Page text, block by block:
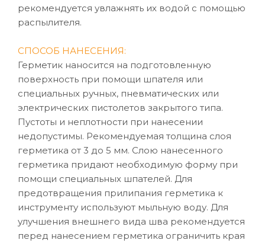
рекомендуется увлажнять их водой с помощью
распылителя.
СПОСОБ НАНЕСЕНИЯ:
Герметик наносится на подготовленную
поверхность при помощи шпателя или
специальных ручных, пневматических или
электрических пистолетов закрытого типа.
Пустоты и неплотности при нанесении
недопустимы. Рекомендуемая толщина слоя
герметика от 3 до 5 мм. Слою нанесенного
герметика придают необходимую форму при
помощи специальных шпателей. Для
предотвращения прилипания герметика к
инструменту используют мыльную воду. Для
улучшения внешнего вида шва рекомендуется
перед нанесением герметика ограничить края